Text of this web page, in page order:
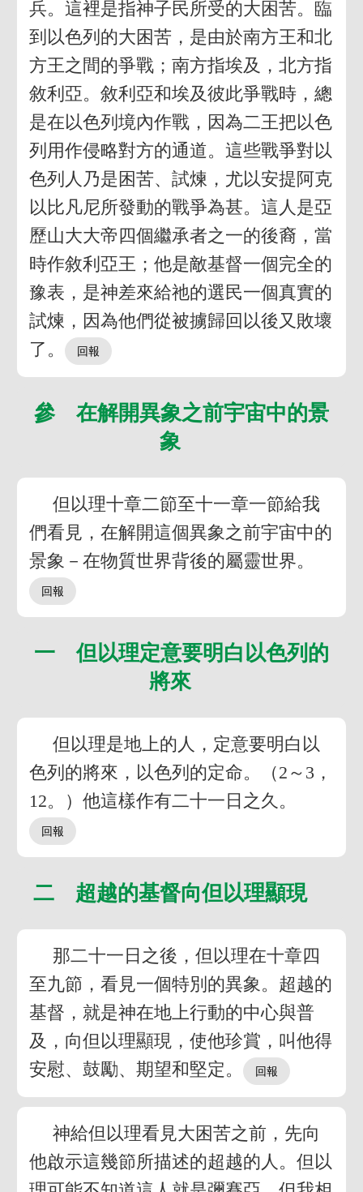
兵。這裡是指神子民所受的大困苦。臨
到以色列的大困苦，是由於南方王和北
方王之間的爭戰；南方指埃及，北方指
敘利亞。敘利亞和埃及彼此爭戰時，總
是在以色列境內作戰，因為二王把以色
列用作侵略對方的通道。這些戰爭對以
色列人乃是困苦、試煉，尤以安提阿克
以比凡尼所發動的戰爭為甚。這人是亞
歷山大大帝四個繼承者之一的後裔，當
時作敘利亞王；他是敵基督一個完全的
豫表，是神差來給祂的選民一個真實的
試煉，因為他們從被擄歸回以後又敗壞
了。
參 在解開異象之前宇宙中的景
象
但以理十章二節至十一章一節給我
們看見，在解開這個異象之前宇宙中的
景象－在物質世界背後的屬靈世界。
一 但以理定意要明白以色列的
將來
但以理是地上的人，定意要明白以
色列的將來，以色列的定命。（2～3，
12。）他這樣作有二十一日之久。
二 超越的基督向但以理顯現
那二十一日之後，但以理在十章四
至九節，看見一個特別的異象。超越的
基督，就是神在地上行動的中心與普
及，向但以理顯現，使他珍賞，叫他得
安慰、鼓勵、期望和堅定。
神給但以理看見大困苦之前，先向
他啟示這幾節所描述的超越的人。但以